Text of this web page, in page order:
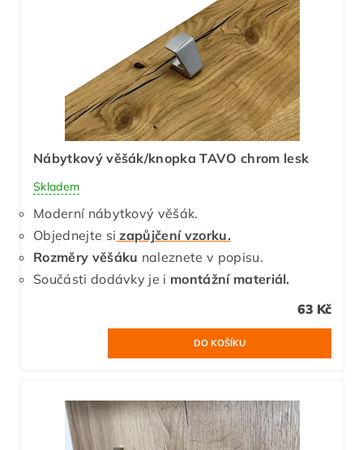
Nábytkový věšák/knopka TAVO chrom lesk
Skladem
Moderní nábytkový věšák.
Objednejte si zapůjčení vzorku.
Rozměry věšáku naleznete v popisu.
Součásti dodávky je i montážní materiál.
63 Kč